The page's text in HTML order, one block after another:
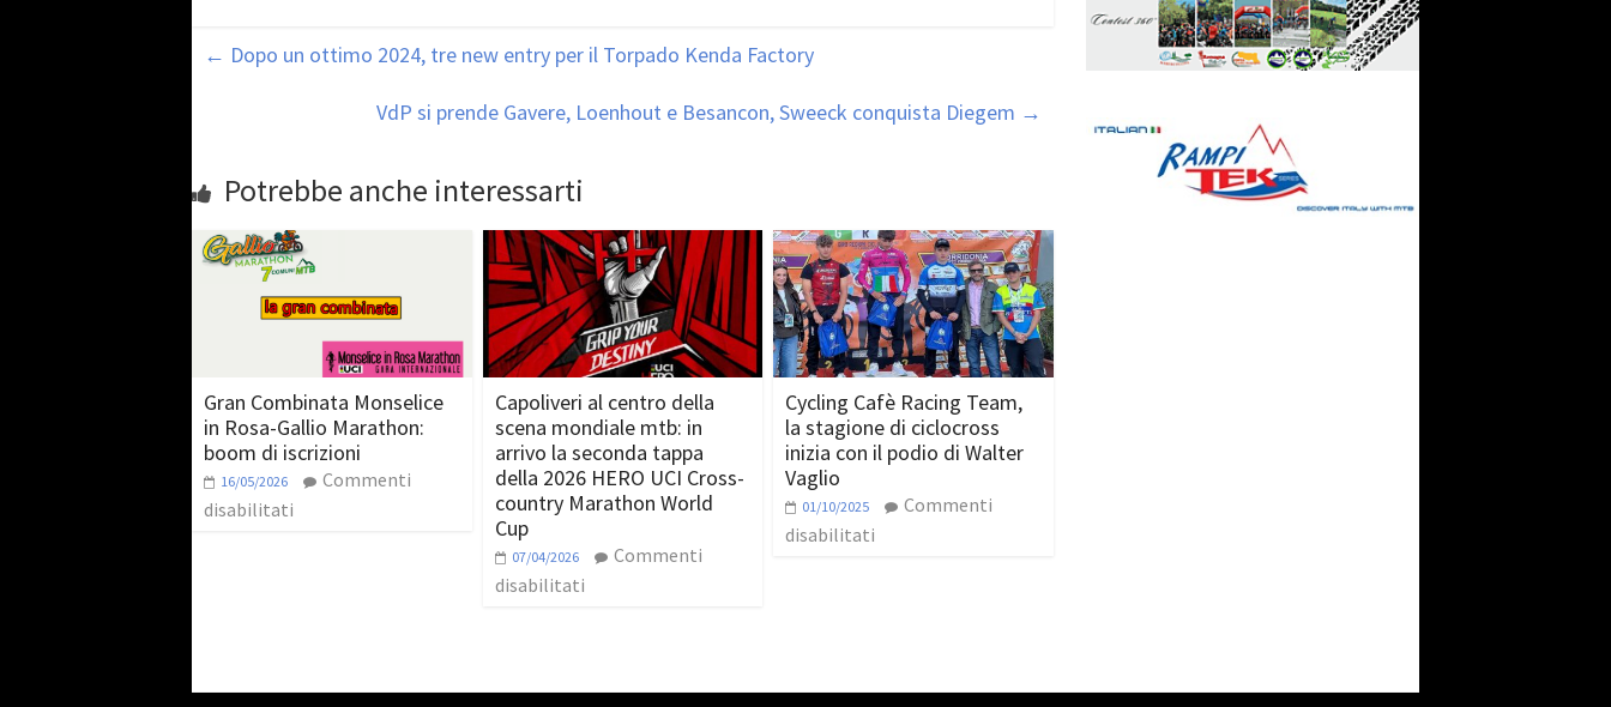
← Dopo un ottimo 2024, tre new entry per il Torpado Kenda Factory
VdP si prende Gavere, Loenhout e Besancon, Sweeck conquista Diegem →
Potrebbe anche interessarti
Gran Combinata Monselice
in Rosa-Gallio Marathon:
boom di iscrizioni
16/05/2026
Commenti
disabilitati
Capoliveri al centro della
scena mondiale mtb: in
arrivo la seconda tappa
della 2026 HERO UCI Cross-
country Marathon World
Cup
07/04/2026
Commenti
disabilitati
Cycling Cafè Racing Team,
la stagione di ciclocross
inizia con il podio di Walter
Vaglio
01/10/2025
Commenti
disabilitati